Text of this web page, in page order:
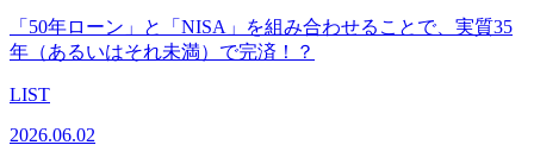
「50年ローン」と「NISA」を組み合わせることで、実質35
年（あるいはそれ未満）で完済！？
LIST
2026.06.02